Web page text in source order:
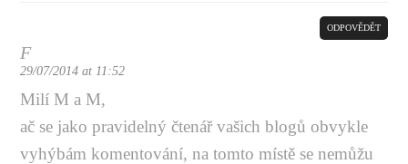
F
29/07/2014 at 11:52
ODPOVĚDĚT
Milí M a M,
ač se jako pravidelný čtenář vašich blogů obvykle
vyhýbám komentování, na tomto místě se nemůžu